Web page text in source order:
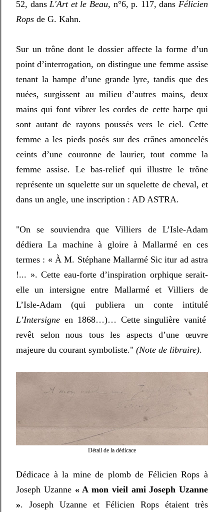
52, dans L'Art et le Beau, n°6, p. 117, dans Félicien
Rops de G. Kahn.
Sur un trône dont le dossier affecte la forme d’un
point d’interrogation, on distingue une femme assise
tenant la hampe d’une grande lyre, tandis que des
nuées, surgissent au milieu d’autres mains, deux
mains qui font vibrer les cordes de cette harpe qui
sont autant de rayons poussés vers le ciel. Cette
femme a les pieds posés sur des crânes amoncelés
ceints d’une couronne de laurier, tout comme la
femme assise. Le bas-relief qui illustre le trône
représente un squelette sur un squelette de cheval, et
dans un angle, une inscription : AD ASTRA.
"On se souviendra que Villiers de L’Isle-Adam
dédiera La machine à gloire à Mallarmé en ces
termes : « À M. Stéphane Mallarmé Sic itur ad astra
!... ». Cette eau-forte d’inspiration orphique serait-
elle un intersigne entre Mallarmé et Villiers de
L’Isle-Adam (qui publiera un conte intitulé
L’Intersigne en 1868…)… Cette singulière vanité
revêt selon nous tous les aspects d’une œuvre
majeure du courant symboliste." (Note de libraire).
Détail de la dédicace
Dédicace à la mine de plomb de Félicien Rops à
Joseph Uzanne « A mon vieil ami Joseph Uzanne
». Joseph Uzanne et Félicien Rops étaient très